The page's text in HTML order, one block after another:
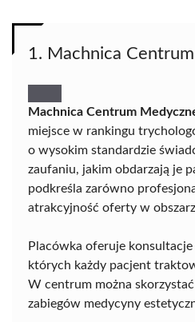
1. Machnica
Machnica Centrum
miejsce w rankingu
o wysokim standardzie
zaufaniu, jakim obdarzają je
podkreśla zarówno
atrakcyjność oferty w
Placówka oferuje
których każdy pacjent
W centrum można
zabiegów medycyny